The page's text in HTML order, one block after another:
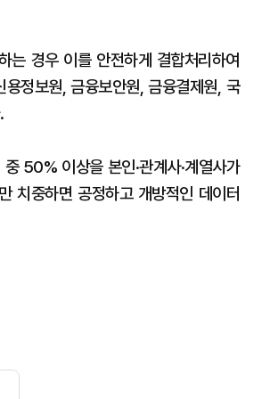
는 경우 이를 안전하게 결합처리하여
정보원, 금융보안원, 금융결제원, 국
50% 이상을 본인·관계사·계열사가
치중하면 공정하고 개방적인 데이터